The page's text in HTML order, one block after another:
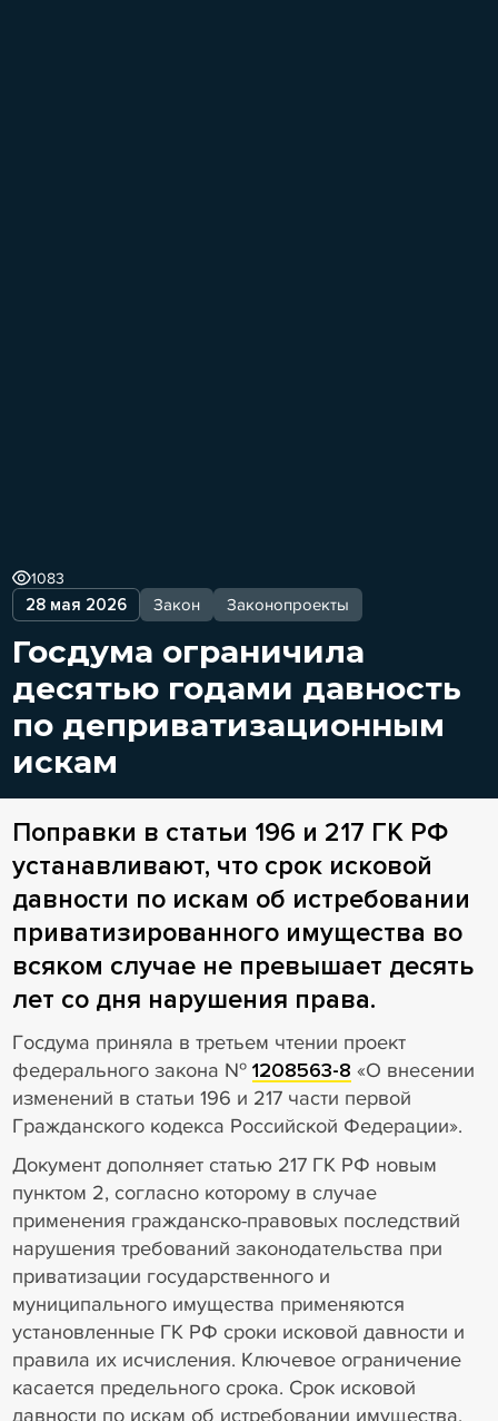
28 мая 2026 Закон Законопроекты
1083
Госдума ограничила
десятью годами давность
по деприватизационным
искам
Поправки в статьи 196 и 217 ГК РФ
устанавливают, что срок исковой
давности по искам об истребовании
приватизированного имущества во
всяком случае не превышает десять
лет со дня нарушения права.
Госдума приняла в третьем чтении проект
федерального закона № 1208563-8 «О внесении
изменений в статьи 196 и 217 части первой
Гражданского кодекса Российской Федерации».
Документ дополняет статью 217 ГК РФ новым
пунктом 2, согласно которому в случае
применения гражданско-правовых последствий
нарушения требований законодательства при
приватизации государственного и
муниципального имущества применяются
установленные ГК РФ сроки исковой давности и
правила их исчисления. Ключевое ограничение
касается предельного срока. Срок исковой
давности по искам об истребовании имущества,